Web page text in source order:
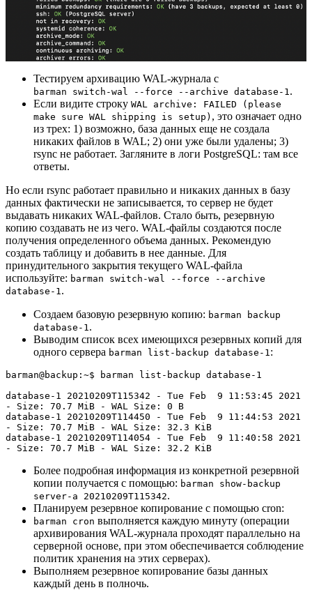
Тестируем архивацию WAL-журнала с
barman switch-wal --force --archive database-1.
Если видите строку WAL archive: FAILED (please
make sure WAL shipping is setup) , это означает одно
из трех: 1) возможно, база данных еще не создала
никаких файлов в WAL; 2) они уже были удалены; 3)
rsync не работает. Загляните в логи PostgreSQL: там все
ответы.
Но если rsync работает правильно и никаких данных в базу
данных фактически не записывается, то сервер не будет
выдавать никаких WAL-файлов. Стало быть, резервную
копию создавать не из чего. WAL-файлы создаются после
получения определенного объема данных. Рекомендую
создать таблицу и добавить в нее данные. Для
принудительного закрытия текущего WAL-файла
используйте: barman switch-wal --force --archive
database-1.
Создаем базовую резервную копию: barman backup
database-1.
Выводим список всех имеющихся резервных копий для
одного сервера barman list-backup database-1:
barman@backup:~$ barman list-backup database-1
database-1 20210209T115342 - Tue Feb  9 11:53:45 2021
- Size: 70.7 MiB - WAL Size: 0 B
database-1 20210209T114450 - Tue Feb  9 11:44:53 2021
- Size: 70.7 MiB - WAL Size: 32.3 KiB
database-1 20210209T114054 - Tue Feb  9 11:40:58 2021
- Size: 70.7 MiB - WAL Size: 32.2 KiB
Более подробная информация из конкретной резервной
копии получается с помощью: barman show-backup
server-a 20210209T115342.
Планируем резервное копирование с помощью cron:
barman cron выполняется каждую минуту (операции
архивирования WAL-журнала проходят параллельно на
серверной основе, при этом обеспечивается соблюдение
политик хранения на этих серверах).
Выполняем резервное копирование базы данных
каждый день в полночь.